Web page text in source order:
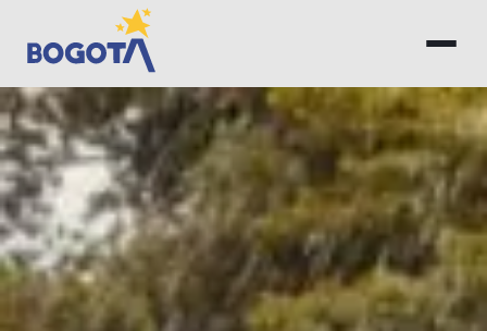
Saltar al contenido principal